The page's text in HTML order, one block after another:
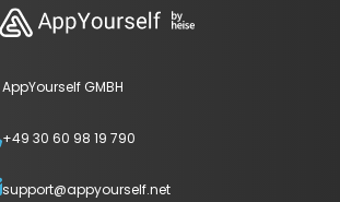
AppYourself GMBH
+49 30 60 98 19 790
support@appyourself.net